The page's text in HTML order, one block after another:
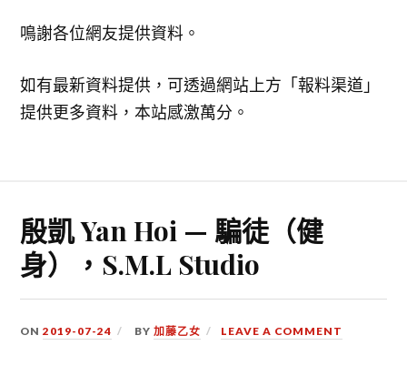
鳴謝各位網友提供資料。
如有最新資料提供，可透過網站上方「報料渠道」
提供更多資料，本站感激萬分。
殷凱 Yan Hoi — 騙徒（健
身），S.M.L Studio
ON2019-07-24 BY加藤乙女 LEAVE A COMMENT